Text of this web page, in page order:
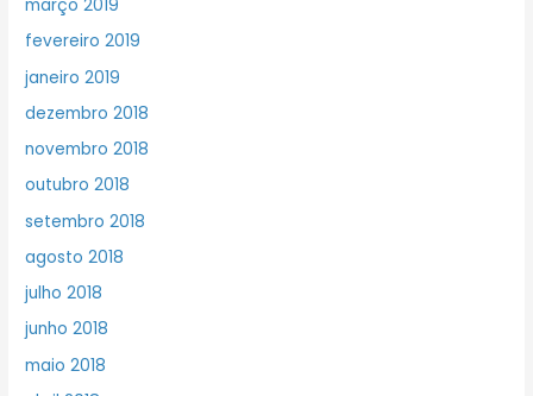
março 2019
fevereiro 2019
janeiro 2019
dezembro 2018
novembro 2018
outubro 2018
setembro 2018
agosto 2018
julho 2018
junho 2018
maio 2018